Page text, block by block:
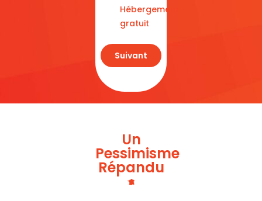
Hébergement
gratuit
Suivant
Un
Pessimisme
Répandu